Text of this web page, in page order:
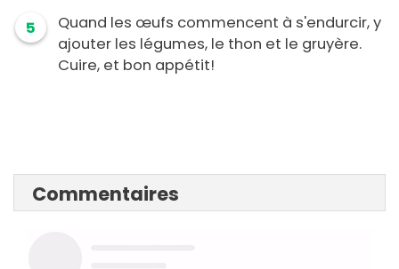
5
Quand les œufs commencent à s'endurcir, y
ajouter les légumes, le thon et le gruyère.
Cuire, et bon appétit!
Commentaires